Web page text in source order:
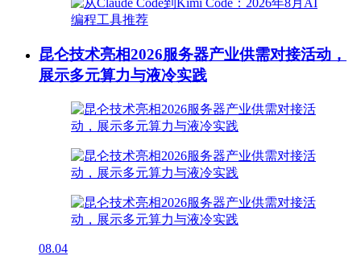
昆仑技术亮相2026服务器产业供需对接活动，
展示多元算力与液冷实践
08.04